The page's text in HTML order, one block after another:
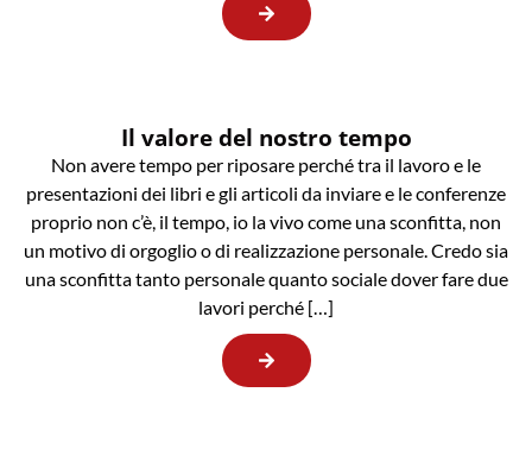
Il valore del nostro tempo
Non avere tempo per riposare perché tra il lavoro e le
presentazioni dei libri e gli articoli da inviare e le conferenze
proprio non c’è, il tempo, io la vivo come una sconfitta, non
un motivo di orgoglio o di realizzazione personale. Credo sia
una sconfitta tanto personale quanto sociale dover fare due
lavori perché […]